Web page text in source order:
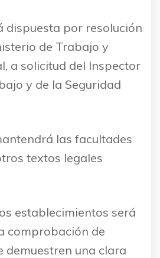
dispuesta por resolución
de Trabajo y
a solicitud del Inspector
y de la Seguridad
las facultades
textos legales
establecimientos será
comprobación de
demuestren una clara